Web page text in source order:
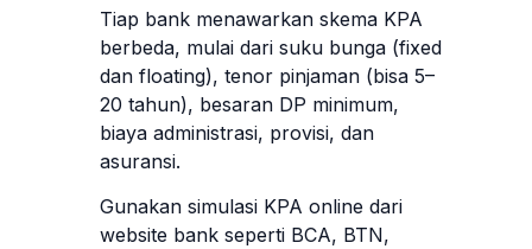
Tiap bank menawarkan skema KPA
berbeda, mulai dari suku bunga (fixed
dan floating), tenor pinjaman (bisa 5–
20 tahun), besaran DP minimum,
biaya administrasi, provisi, dan
asuransi.
Gunakan simulasi KPA online dari
website bank seperti BCA, BTN,